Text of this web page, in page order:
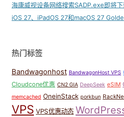
海康威视设备网络搜索SADP.exe即将下
iOS 27、iPadOS 27和macOS 27
热门标签
Bandwagonhost BandwagonHost VPS
Cloudcone优惠 CN2 GIA DeepSeek eSIM
memcached OneinStack porkbun
VPS VPS优惠动态